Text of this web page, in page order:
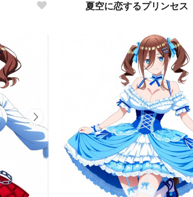
夏空に恋するプリンセス